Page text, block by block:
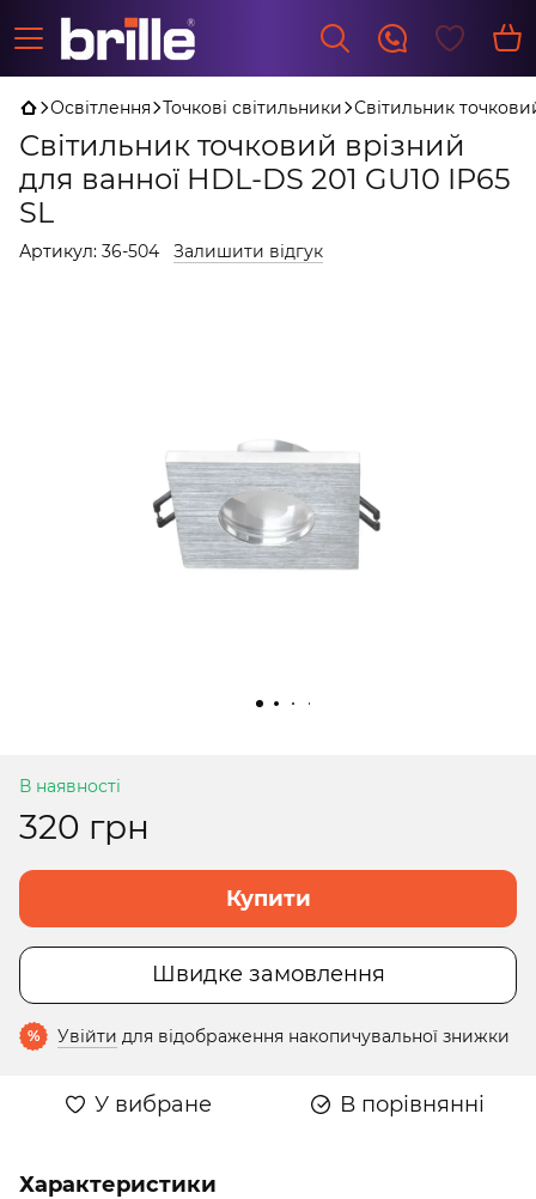
Освітлення Точкові світильники Світильник
Світильник точковий врізний
для ванної HDL-DS 201 GU10 IP65
SL
Артикул: 36-504 Залишити відгук
В наявності
320 грн
Купити
Швидке замовлення
% Увійти для відображення накопичувальної знижки
У вибране В порівнянні
Характеристики